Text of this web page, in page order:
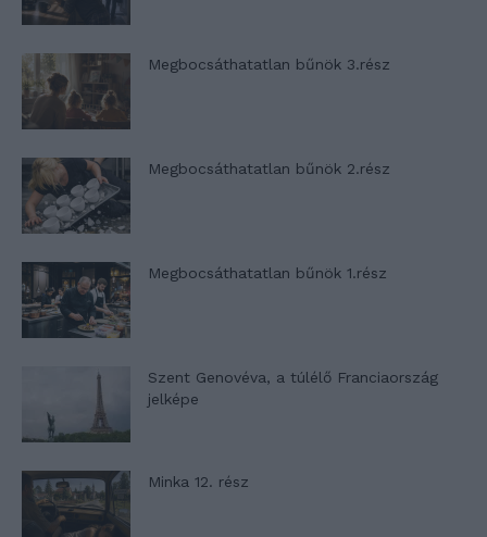
Megbocsáthatatlan bűnök 3.rész
Megbocsáthatatlan bűnök 2.rész
Megbocsáthatatlan bűnök 1.rész
Szent Genovéva, a túlélő Franciaország
jelképe
Minka 12. rész